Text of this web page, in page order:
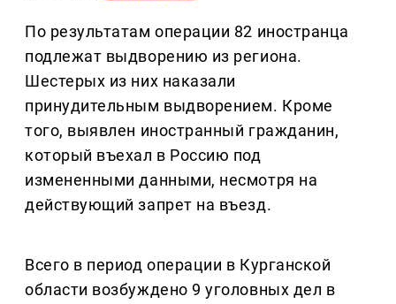
По результатам операции 82 иностранца
подлежат выдворению из региона.
Шестерых из них наказали
принудительным выдворением. Кроме
того, выявлен иностранный гражданин,
который въехал в Россию под
измененными данными, несмотря на
действующий запрет на въезд.
Всего в период операции в Курганской
области возбуждено 9 уголовных дел в